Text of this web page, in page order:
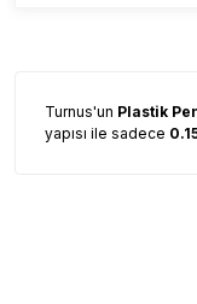
Turnus'un Plastik
yapısı ile sadece